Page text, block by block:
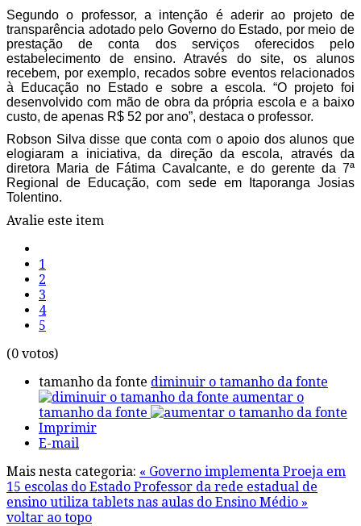
Segundo o professor, a intenção é aderir ao projeto de
transparência adotado pelo Governo do Estado, por meio de
prestação de conta dos serviços oferecidos pelo
estabelecimento de ensino. Através do site, os alunos
recebem, por exemplo, recados sobre eventos relacionados
à Educação no Estado e sobre a escola. “O projeto foi
desenvolvido com mão de obra da própria escola e a baixo
custo, de apenas R$ 52 por ano”, destaca o professor.
Robson Silva disse que conta com o apoio dos alunos que
elogiaram a iniciativa, da direção da escola, através da
diretora Maria de Fátima Cavalcante, e do gerente da 7ª
Regional de Educação, com sede em Itaporanga Josias
Tolentino.
Avalie este item
1
2
3
4
5
(0 votos)
tamanho da fonte diminuir o tamanho da fonte
aumentar o
tamanho da fonte
Imprimir
E-mail
Mais nesta categoria: « Governo implementa Proeja em
15 escolas do Estado Professor da rede estadual de
ensino utiliza tablets nas aulas do Ensino Médio »
voltar ao topo